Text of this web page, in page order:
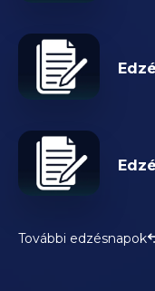
További edzésnapok